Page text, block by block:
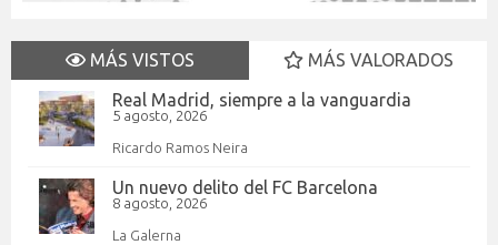
MÁS VISTOS
MÁS VALORADOS
Real Madrid, siempre a la vanguardia
5 agosto, 2026
Ricardo Ramos Neira
Un nuevo delito del FC Barcelona
8 agosto, 2026
La Galerna